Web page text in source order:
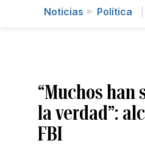
Noticias Política
“Muchos
la verdad”:
FBI